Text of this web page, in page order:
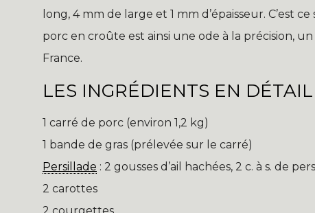
long, 4 mm de large et 1 mm d’épaisseur. C’est
porc en croûte est ainsi une ode à la précision,
France.
LES INGRÉDIENTS EN DÉTAIL
1 carré de porc (environ 1,2 kg)
1 bande de gras (prélevée sur le carré)
Persillade : 2 gousses d’ail hachées, 2 c. à s. de
2 carottes